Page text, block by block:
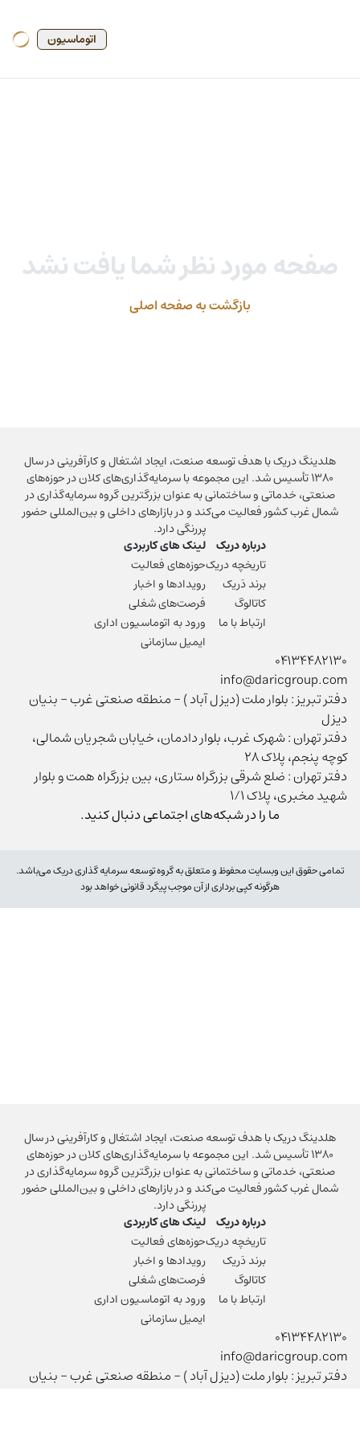
اتوماسیون
اتوماسیون
صفحه مورد نظر شما یافت نشد
بازگشت به صفحه اصلی
هلدینگ دریک با هدف توسعه صنعت، ایجاد اشتغال و کارآفرینی در سال
۱۳۸۰ تأسیس شد. این مجموعه با سرمایه‌گذاری‌های کلان در حوزه‌های
صنعتی، خدماتی و ساختمانی به عنوان بزرگترین گروه سرمایه‌گذاری در
شمال غرب کشور فعالیت می‌کند و در بازارهای داخلی و بین‌المللی حضور
پررنگی دارد.
درباره دریک
تاریخچه دریک
برند دَریک
کاتالوگ
ارتباط با ما
لینک های کاربردی
حوزه‌های فعالیت
رویدادها و اخبار
فرصت‌های شغلی
ورود به اتوماسیون اداری
ایمیل سازمانی
04134482130
info@daricgroup.com
دفتر تبریز : بلوار ملت (ديزل آباد ) - منطقه صنعتی غرب - بنيان
ديزل
دفتر تهران : شهرک غرب، بلوار دادمان، خیابان شجریان شمالی،
کوچه پنجم، پلاک ۲۸
دفتر تهران : ضلع شرقی بزرگراه ستاری، بین بزرگراه همت و بلوار
شهید مخبری، پلاک 1/1
ما را در شبکه‌های اجتماعی دنبال کنید.
تمامی حقوق این وبسایت محفوظ و متعلق به گروه توسعه سرمایه گذاری دریک می‌باشد.
هرگونه کپی‌ برداری از آن موجب پیگرد قانونی خواهد بود
هلدینگ دریک با هدف توسعه صنعت، ایجاد اشتغال و کارآفرینی در سال
۱۳۸۰ تأسیس شد. این مجموعه با سرمایه‌گذاری‌های کلان در حوزه‌های
صنعتی، خدماتی و ساختمانی به عنوان بزرگترین گروه سرمایه‌گذاری در
شمال غرب کشور فعالیت می‌کند و در بازارهای داخلی و بین‌المللی حضور
پررنگی دارد.
درباره دریک
تاریخچه دریک
برند دَریک
کاتالوگ
ارتباط با ما
لینک های کاربردی
حوزه‌های فعالیت
رویدادها و اخبار
فرصت‌های شغلی
ورود به اتوماسیون اداری
ایمیل سازمانی
04134482130
info@daricgroup.com
دفتر تبریز : بلوار ملت (ديزل آباد ) - منطقه صنعتی غرب - بنيان